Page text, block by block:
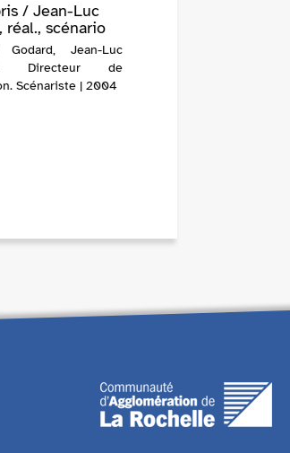
/ Jean-Luc
réal., scénario
Jean-Luc
Directeur de
Scénariste | 2004